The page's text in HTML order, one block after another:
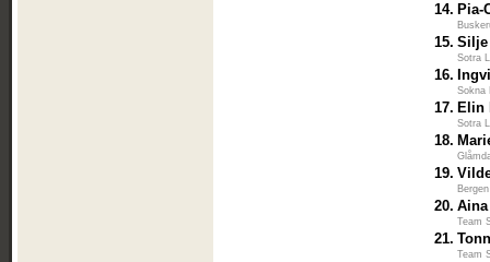
14. Pia-
15. Silje
Sotra
16.
Sokna
17. Elin
Sotra
18.
19.
20.
Team
21.
Team